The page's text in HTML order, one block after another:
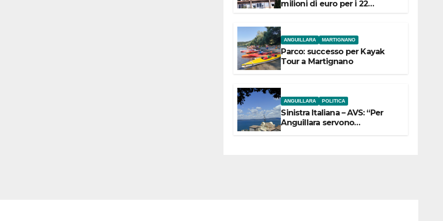
milioni di euro per i 22
ANGUILLARA MARTIGNANO
Parco: successo per Kayak
Tour a Martignano
ANGUILLARA POLITICA
Sinistra Italiana – AVS: “Per
Anguillara servono